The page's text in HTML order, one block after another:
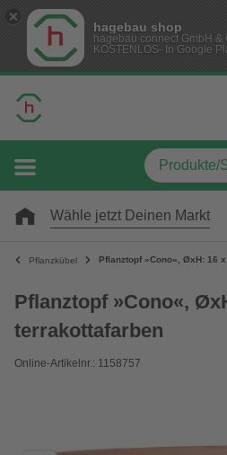
hagebau shop
hagebau connect GmbH &
KOSTENLOS- In Google
Wähle jetzt Deinen Markt
Pflanzkübel Pflanztopf »Cono«, ØxH: 16
Pflanztopf »Cono«,
terrakottafarben
Online-Artikelnr.: 1158757